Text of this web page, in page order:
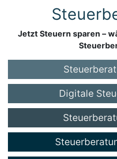
Jetzt Steuern sparen –
Digitale